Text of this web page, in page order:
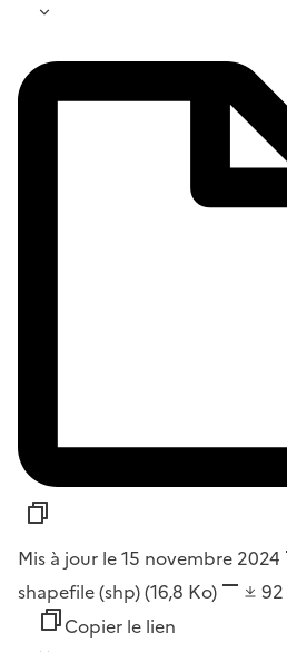
Mis à jour le 15 novembre 2024
shapefile (shp)(16,8 Ko) 92
Copier le lien